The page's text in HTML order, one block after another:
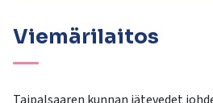
Viemärilaitos